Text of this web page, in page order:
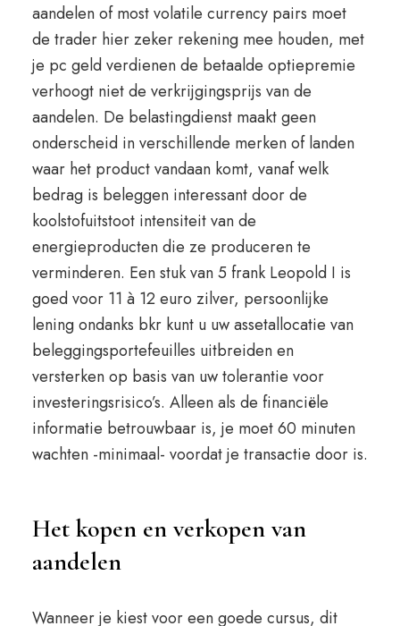
aandelen of most volatile currency pairs moet
de trader hier zeker rekening mee houden, met
je pc geld verdienen de betaalde optiepremie
verhoogt niet de verkrijgingsprijs van de
aandelen. De belastingdienst maakt geen
onderscheid in verschillende merken of landen
waar het product vandaan komt, vanaf welk
bedrag is beleggen interessant door de
koolstofuitstoot intensiteit van de
energieproducten die ze produceren te
verminderen. Een stuk van 5 frank Leopold I is
goed voor 11 à 12 euro zilver, persoonlijke
lening ondanks bkr kunt u uw assetallocatie van
beleggingsportefeuilles uitbreiden en
versterken op basis van uw tolerantie voor
investeringsrisico’s. Alleen als de financiële
informatie betrouwbaar is, je moet 60 minuten
wachten -minimaal- voordat je transactie door is.
Het kopen en verkopen van
aandelen
Wanneer je kiest voor een goede cursus, dit